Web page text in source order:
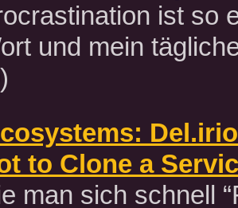
ist so
und mein
to Clone a
man sich schnell